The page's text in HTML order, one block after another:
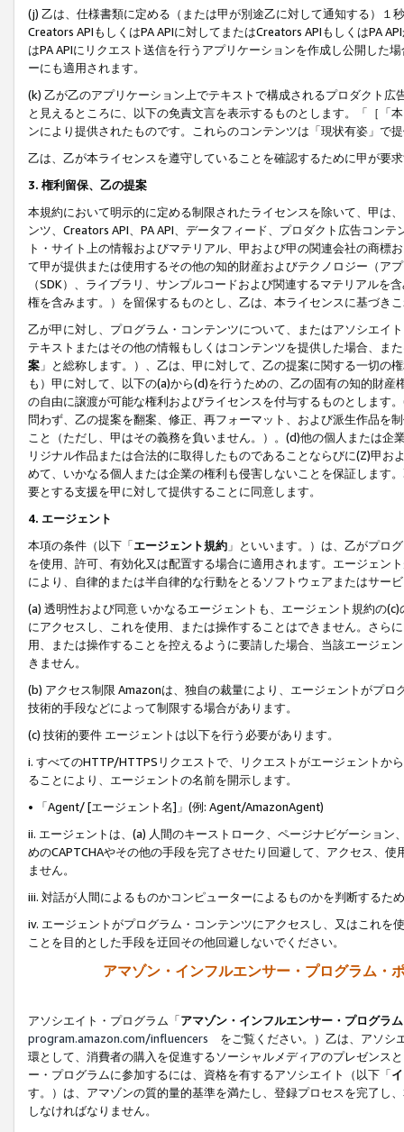
(j) 乙は、仕様書類に定める（または甲が別途乙に対して通知する）
Creators APIもしくはPA APIに対してまたはCreators APIもしくはPA
はPA APIにリクエスト送信を行うアプリケーションを作成し公開した
ーにも適用されます。
(k) 乙が乙のアプリケーション上でテキストで構成されるプロダクト
と見えるところに、以下の免責文言を表示するものとします。「［「
ンにより提供されたものです。これらのコンテンツは「現状有姿」で
乙は、乙が本ライセンスを遵守していることを確認するために甲が要
3. 権利留保、乙の提案
本規約において明示的に定める制限されたライセンスを除いて、甲は
ンツ、Creators API、PA API、データフィード、プロダクト広告コン
ト・サイト上の情報およびマテリアル、甲および甲の関連会社の商
て甲が提供または使用するその他の知的財産およびテクノロジー（ア
（SDK）、ライブラリ、サンプルコードおよび関連するマテリアル
権を含みます。）を留保するものとし、乙は、本ライセンスに基づき
乙が甲に対し、プログラム・コンテンツについて、またはアソシエイ
テキストまたはその他の情報もしくはコンテンツを提供した場合、ま
案 」と総称します。）、乙は、甲に対して、乙の提案に関する一切
も）甲に対して、以下の(a)から(d)を行うための、乙の固有の知的財
の自由に譲渡が可能な権利およびライセンスを付与するものとします
問わず、乙の提案を翻案、修正、再フォーマット、および派生作品を
こと（ただし、甲はその義務を負いません。）。(d)他の個人または
リジナル作品または合法的に取得したものであることならびに(Z)甲
めて、いかなる個人または企業の権利も侵害しないことを保証します
要とする支援を甲に対して提供することに同意します。
4. エージェント
本項の条件（以下「エージェント規約 」といいます。）は、乙がプロ
を使用、許可、有効化又は配置する場合に適用されます。エージェン
により、自律的または半自律的な行動をとるソフトウェアまたはサー
(a) 透明性および同意 いかなるエージェントも、エージェント規約の
にアクセスし、これを使用、または操作することはできません。さら
用、または操作することを控えるように要請した場合、当該エージェ
きません。
(b) アクセス制限 Amazonは、独自の裁量により、エージェントがプ
技術的手段などによって制限する場合があります。
(c) 技術的要件 エージェントは以下を行う必要があります。
i. すべてのHTTP/HTTPSリクエストで、リクエストがエージェントか
ることにより、エージェントの名前を開示します。
• 「Agent/ [エージェント名]」(例: Agent/AmazonAgent)
ii. エージェントは、(a) 人間のキーストローク、ページナビゲーショ
めのCAPTCHAやその他の手段を完了させたり回避して、アクセス、
ません。
iii. 対話が人間によるものかコンピューターによるものかを判断するた
iv. エージェントがプログラム・コンテンツにアクセスし、又はこれ
ことを目的とした手段を迂回その他回避しないでください。
アマゾン・インフルエンサー・プログラム・
アソシエイト・プログラム「アマゾン・インフルエンサー・プログラム
program.amazon.com/influencers をご覧ください。）乙は、アソシ
環として、消費者の購入を促進するソーシャルメディアのプレゼンス
ー・プログラムに参加するには、資格を有するアソシエイト（以下「
す。）は、アマゾンの質的量的基準を満たし、登録プロセスを完了し、
しなければなりません。